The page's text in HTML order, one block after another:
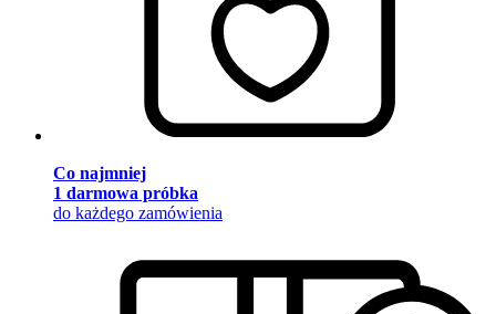
Co najmniej
1 darmowa próbka
do każdego zamówienia